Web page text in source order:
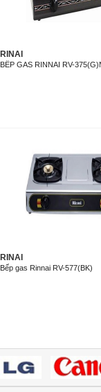
RINAI
BẾP GAS RINNAI RV-
RINAI
Bếp gas Rinnai RV-577(BK)